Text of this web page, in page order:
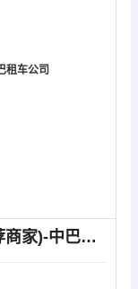
无为租车公司-芜湖万达租车(推荐商家)-中巴租车公司